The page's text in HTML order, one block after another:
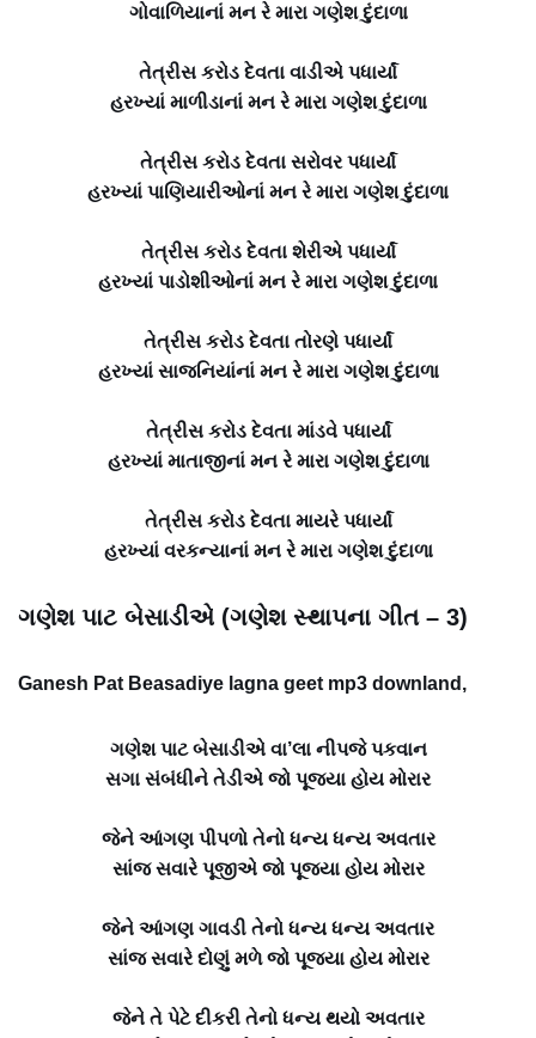
ગોવાળિયાનાં મન રે મારા ગણેશ દુંદાળા
તેત્રીસ કરોડ દેવતા વાડીએ પધાર્યાં
હરખ્યાં માળીડાનાં મન રે મારા ગણેશ દુંદાળા
તેત્રીસ કરોડ દેવતા સરોવર પધાર્યાં
હરખ્યાં પાણિયારીઓનાં મન રે મારા ગણેશ દુંદાળા
તેત્રીસ કરોડ દેવતા શેરીએ પધાર્યાં
હરખ્યાં પાડોશીઓનાં મન રે મારા ગણેશ દુંદાળા
તેત્રીસ કરોડ દેવતા તોરણે પધાર્યાં
હરખ્યાં સાજનિયાંનાં મન રે મારા ગણેશ દુંદાળા
તેત્રીસ કરોડ દેવતા માંડવે પધાર્યાં
હરખ્યાં માતાજીનાં મન રે મારા ગણેશ દુંદાળા
તેત્રીસ કરોડ દેવતા માયરે પધાર્યાં
હરખ્યાં વરકન્યાનાં મન રે મારા ગણેશ દુંદાળા
ગણેશ પાટ બેસાડીએ (ગણેશ સ્થાપના ગીત – 3)
Ganesh Pat Beasadiye lagna geet mp3 downland,
ગણેશ પાટ બેસાડીએ વા’લા નીપજે પકવાન
સગા સંબંધીને તેડીએ જો પૂજ્યા હોય મોરાર
જેને આંગણ પીપળો તેનો ધન્ય ધન્ય અવતાર
સાંજ સવારે પૂજીએ જો પૂજ્યા હોય મોરાર
જેને આંગણ ગાવડી તેનો ધન્ય ધન્ય અવતાર
સાંજ સવારે દોણું મળે જો પૂજ્યા હોય મોરાર
જેને તે પેટે દીકરી તેનો ધન્ય થયો અવતાર